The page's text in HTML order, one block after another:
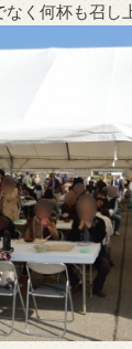
く何杯も召し